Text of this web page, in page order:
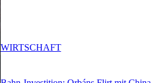
WIRTSCHAFT